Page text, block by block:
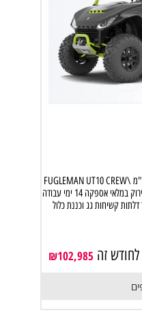
רכב שטח 6 נוסעים נהג+5 המחיר כולל מע"מ \FUGLEMAN UT10 CREW
פוגלמן לצוות נהג + 5 נוסעים מספר רישוי ירוק במלאי אספקה 14 ימי עבודה
קשיחות גג וכננת כלול
זה ₪102,985